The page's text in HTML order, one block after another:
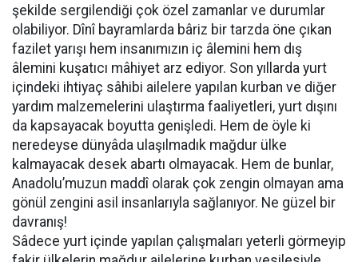
şekilde sergilendiği çok özel zamanlar ve durumlar
olabiliyor. Dînî bayramlarda bâriz bir tarzda öne çıkan
fazilet yarışı hem insanımızın iç âlemini hem dış
âlemini kuşatıcı mâhiyet arz ediyor. Son yıllarda yurt
içindeki ihtiyaç sâhibi ailelere yapılan kurban ve diğer
yardım malzemelerini ulaştırma faaliyetleri, yurt dışını
da kapsayacak boyutta genişledi. Hem de öyle ki
neredeyse dünyâda ulaşılmadık mağdur ülke
kalmayacak desek abartı olmayacak. Hem de bunlar,
Anadolu’muzun maddî olarak çok zengin olmayan ama
gönül zengini asil insanlarıyla sağlanıyor. Ne güzel bir
davranış!
Sâdece yurt içinde yapılan çalışmaları yeterli görmeyip